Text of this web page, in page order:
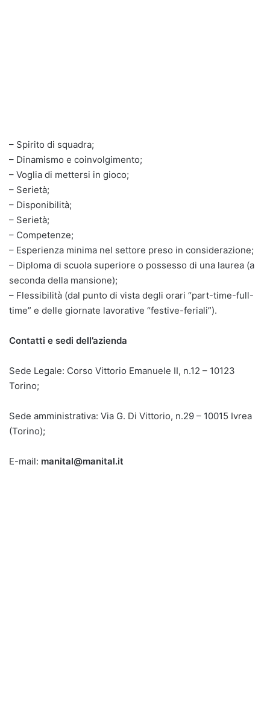
– Spirito di squadra;
– Dinamismo e coinvolgimento;
– Voglia di mettersi in gioco;
– Serietà;
– Disponibilità;
– Serietà;
– Competenze;
– Esperienza minima nel settore preso in considerazione;
– Diploma di scuola superiore o possesso di una laurea (a
seconda della mansione);
– Flessibilità (dal punto di vista degli orari “part-time-full-
time” e delle giornate lavorative “festive-feriali”).
Contatti e sedi dell’azienda
Sede Legale: Corso Vittorio Emanuele II, n.12 – 10123
Torino;
Sede amministrativa: Via G. Di Vittorio, n.29 – 10015 Ivrea
(Torino);
E-mail: manital@manital.it